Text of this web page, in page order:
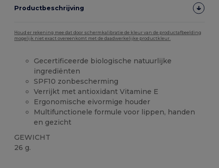
Productbeschrijving
Houd er rekening mee dat door schermkalibratie de kleur van de productafbeelding
mogelijk niet exact overeenkomt met de daadwerkelijke productkleur.
Gecertificeerde biologische natuurlijke
ingrediënten
SPF10 zonbescherming
Verrijkt met antioxidant Vitamine E
Ergonomische eivormige houder
Multifunctionele formule voor lippen, handen
en gezicht
GEWICHT
26 g.